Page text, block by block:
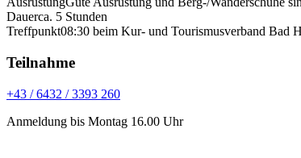
Dauerca. 5 Stunden
Treffpunkt08:30 beim Kur- und Tourismusverband Bad
Teilnahme
+43 / 6432 / 3393 260
Anmeldung bis Montag 16.00 Uhr